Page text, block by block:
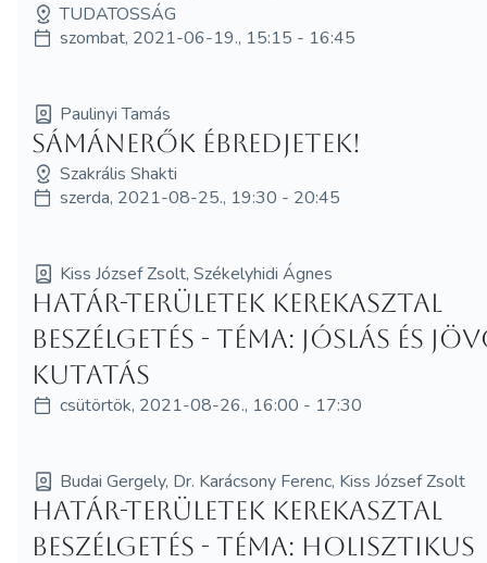
TUDATOSSÁG
szombat, 2021-06-19., 15:15 - 16:45
Paulinyi Tamás
Sámánerők ébredjetek!
Szakrális Shakti
szerda, 2021-08-25., 19:30 - 20:45
Kiss József Zsolt, Székelyhidi Ágnes
Határ-területek kerekasztal
beszélgetés - Téma: Jóslás és
kutatás
csütörtök, 2021-08-26., 16:00 - 17:30
Budai Gergely, Dr. Karácsony Ferenc, Kiss József Zsolt
Határ-területek kerekasztal
beszélgetés - Téma: Holisztikus